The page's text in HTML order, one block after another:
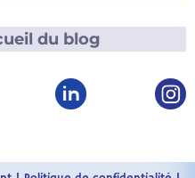
du blog